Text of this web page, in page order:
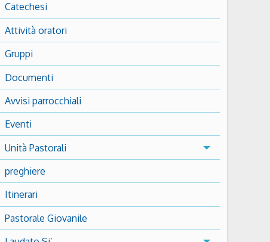
Catechesi
Attività oratori
Gruppi
Documenti
Avvisi parrocchiali
Eventi
Unità Pastorali
preghiere
Itinerari
Pastorale Giovanile